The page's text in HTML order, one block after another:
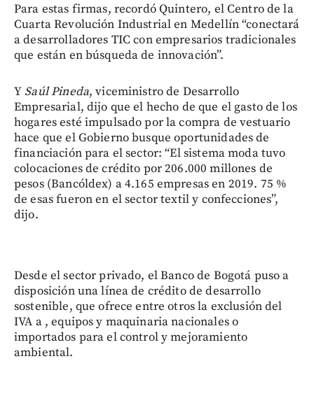
Para estas firmas, recordó Quintero, el Centro de la
Cuarta Revolución Industrial en Medellín “conectará
a desarrolladores TIC con empresarios tradicionales
que están en búsqueda de innovación”.
Y Saúl Pineda, viceministro de Desarrollo
Empresarial, dijo que el hecho de que el gasto de los
hogares esté impulsado por la compra de vestuario
hace que el Gobierno busque oportunidades de
financiación para el sector: “El sistema moda tuvo
colocaciones de crédito por 206.000 millones de
pesos (Bancóldex) a 4.165 empresas en 2019. 75 %
de esas fueron en el sector textil y confecciones”,
dijo.
Desde el sector privado, el Banco de Bogotá puso a
disposición una línea de crédito de desarrollo
sostenible, que ofrece entre otros la exclusión del
IVA a , equipos y maquinaria nacionales o
importados para el control y mejoramiento
ambiental.